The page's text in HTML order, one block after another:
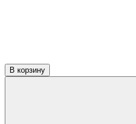
В корзину